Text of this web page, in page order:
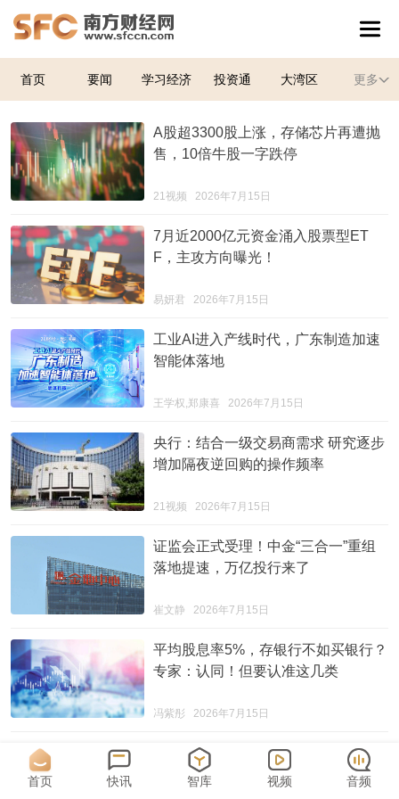
首页 要闻 学习经济 投资通 大湾区 更多
A股超3300股上涨，存储芯片再遭抛
售，10倍牛股一字跌停
21视频 2026年7月15日
7月近2000亿元资金涌入股票型ET
F，主攻方向曝光！
易妍君 2026年7月15日
工业AI进入产线时代，广东制造加速
智能体落地
王学权,郑康喜 2026年7月15日
央行：结合一级交易商需求 研究逐步
增加隔夜逆回购的操作频率
21视频 2026年7月15日
证监会正式受理！中金“三合一”重组
落地提速，万亿投行来了
崔文静 2026年7月15日
平均股息率5%，存银行不如买银行？
专家：认同！但要认准这几类
冯紫彤 2026年7月15日
2026年“联合国中小微企业日”主题活
首页 快讯 智库 视频 音频